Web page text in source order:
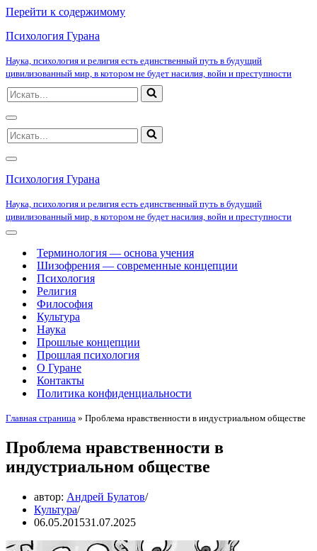
Перейти к содержимому
Психология Гурана
Наука, психология и религия есть единственный путь в будущий
цивилизованный мир, в котором не будет насилия, войн и преступности
Искать...
Меню
навигации
Искать...
Меню
навигации
Психология Гурана
Наука, психология и религия есть единственный путь в будущий
цивилизованный мир, в котором не будет насилия, войн и преступности
Меню
навигацииТерминология — основа учения
Шизофрения — современные концепции
Психология
Религия
Философия
Культура
Наука
Прошлые концепции
Прошлая психология
О Гуране
Контакты
Политика конфиденциальности
Главная страница » Проблема нравственности в индустриальном обществе
Проблема нравственности в
индустриальном обществе
автор: Андрей Булатов
Культура
06.05.201531.07.2025